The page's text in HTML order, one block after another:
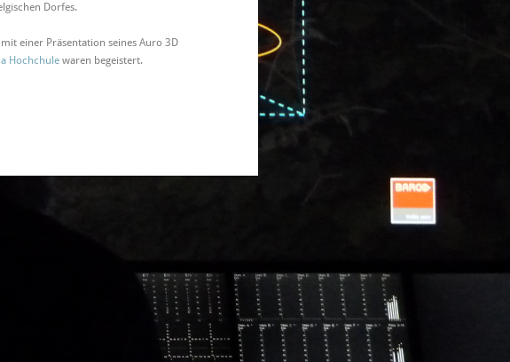
Dorfes.
einer Präsentation seines Auro 3D
Hochchule waren begeistert.